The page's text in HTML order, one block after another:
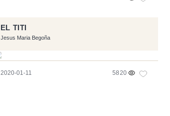
EL TITI
Jesus Maria Begoña
2020-01-11 5820